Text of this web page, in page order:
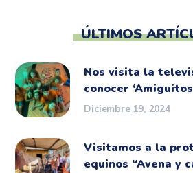
ÚLTIMOS
Nos visita la
conocer
Diciembre 19, 2024
Visitamos a la
equinos “Avena y